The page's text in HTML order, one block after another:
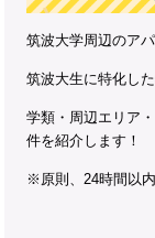
筑波大学周辺のア
筑波大生に特化し
学類・周辺エリア
件を紹介します！
※原則、24時間以